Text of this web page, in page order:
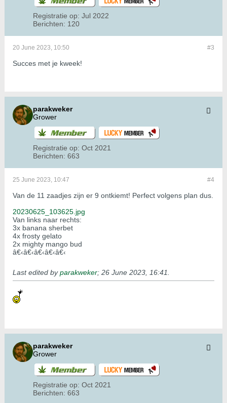
Registratie op: Jul 2022
Berichten: 120
#3
20 June 2023, 10:50
Succes met je kweek!
parakweker
Grower
Registratie op: Oct 2021
Berichten: 663
#4
25 June 2023, 10:47
Van de 11 zaadjes zijn er 9 ontkiemt! Perfect volgens plan dus.
20230625_103625.jpg
Van links naar rechts:
3x banana sherbet
4x frosty gelato
2x mighty mango bud
â€‹â€‹â€‹â€‹â€‹
Last edited byparakweker; 26 June 2023, 16:41
parakweker
Grower
Registratie op: Oct 2021
Berichten: 663